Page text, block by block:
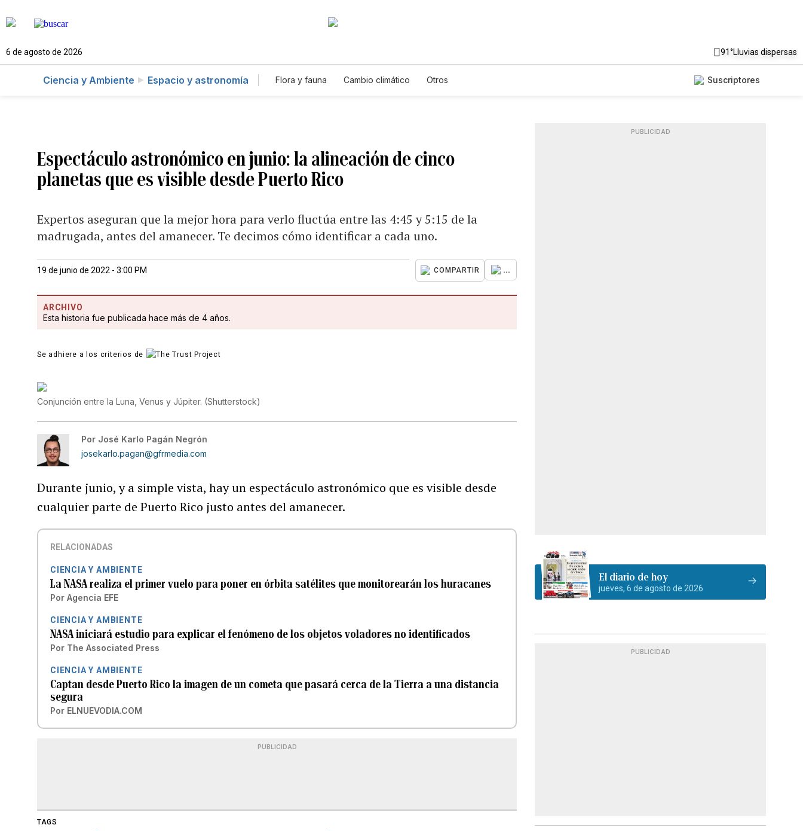
6 de agosto de 2026 91°Lluvias dispersas
Ciencia y Ambiente Espacio y astronomía Flora y fauna Cambio climático Otros Suscriptores
Espectáculo astronómico en junio: la alineación de cinco
planetas que es visible desde Puerto Rico
Expertos aseguran que la mejor hora para verlo fluctúa entre las 4:45 y 5:15 de la
madrugada, antes del amanecer. Te decimos cómo identificar a cada uno.
19 de junio de 2022 - 3:00 PM COMPARTIR ...
ARCHIVO
Esta historia fue publicada hace más de 4 años.
Se adhiere a los criterios de
Conjunción entre la Luna, Venus y Júpiter. (Shutterstock)
Por José Karlo Pagán Negrón
josekarlo.pagan@gfrmedia.com
Durante junio, y a simple vista, hay un espectáculo astronómico que es visible desde
cualquier parte de Puerto Rico justo antes del amanecer.
RELACIONADAS
CIENCIA Y AMBIENTE
La NASA realiza el primer vuelo para poner en órbita satélites que monitorearán los huracanes
Por Agencia EFE
CIENCIA Y AMBIENTE
NASA iniciará estudio para explicar el fenómeno de los objetos voladores no identificados
Por The Associated Press
CIENCIA Y AMBIENTE
Captan desde Puerto Rico la imagen de un cometa que pasará cerca de la Tierra a una distancia
segura
Por ELNUEVODIA.COM
PUBLICIDAD
TAGS
PUBLICIDAD
El diario de hoy
jueves, 6 de agosto de 2026
PUBLICIDAD